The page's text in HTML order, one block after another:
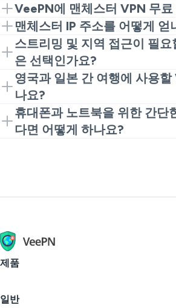
네. 개인 정보 보호 및 보안을 위한
의 지역에서 합법이며, 맨체스터도
상적으로 사용하고 지역 규칙을 따
VeePN에 맨체스터 VPN 무
네. 맨체스터 VPN 무료 옵션이 필요
장이 간단한 시작점입니다. 일상적
보호에 잘 작동합니다.
맨체스터 IP 주소를 어떻게 얻
VeePN을 설치하고 앱이나 확장을
에 연결하세요. 연결이 되면 웹사이
치 대신 VPN을 통해 맨체스터로 보
스트리밍 및 지역 접근이 필
은 선택인가요?
네, 맨체스터 TV 접근을 위한 최고
우징 및 안정적인 일상 사용을 원할
니다. 또한 외출 시 지역 웹사이트 및
용합니다.
영국과 일본 간 여행에 사용할
나요?
네. 자주 여행한다면, 일본 맨체스터
보통 위치 간의 안전한 접근을 원한
뢰할 수 있는 VPN은 집과 공공 네트
휴대폰과 노트북을 위한 간단
다면 어떻게 하나요?
제품
VPN for macOS
일반